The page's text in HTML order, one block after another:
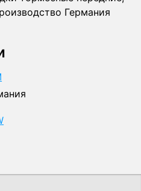
Германия